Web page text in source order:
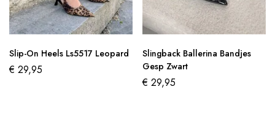
Slip-On Heels Ls5517 Leopard
€ 29,95
Slingback Ballerina Bandjes
Gesp Zwart
€ 29,95